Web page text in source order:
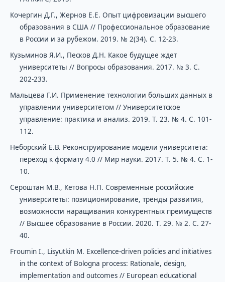
Кочергин Д.Г., Жернов Е.Е. Опыт цифровизации высшего
образования в США // Профессиональное образование
в России и за рубежом. 2019. № 2(34). С. 12-23.
Кузьминов Я.И., Песков Д.Н. Какое будущее ждет
университеты // Вопросы образования. 2017. № 3. С.
202-233.
Мальцева Г.И. Применение технологии больших данных в
управлении университетом // Университетское
управление: практика и анализ. 2019. Т. 23. № 4. С. 101-
112.
Неборский Е.В. Реконструирование модели университета:
переход к формату 4.0 // Мир науки. 2017. Т. 5. № 4. С. 1-
10.
Сероштан М.В., Кетова Н.П. Современные российские
университеты: позиционирование, тренды развития,
возможности наращивания конкурентных преимуществ
// Высшее образование в России. 2020. Т. 29. № 2. С. 27-
40.
Froumin I., Lisyutkin M. Excellence-driven policies and initiatives
in the context of Bologna process: Rationale, design,
implementation and outcomes // European educational